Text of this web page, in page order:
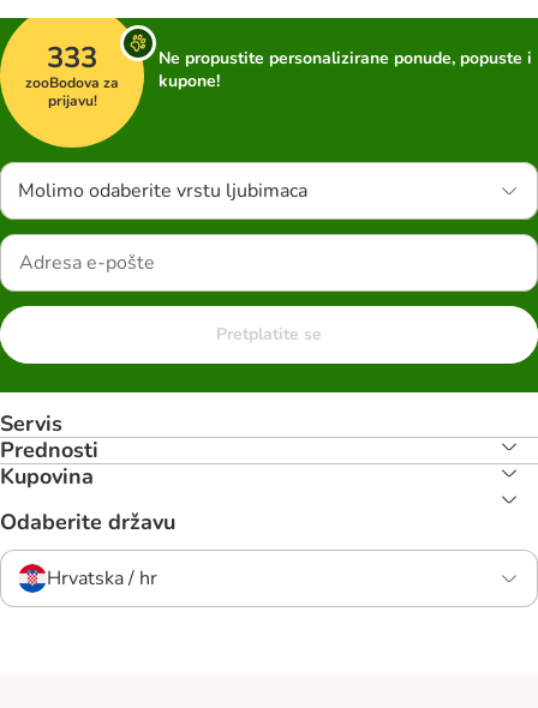
333
zooBodova za
prijavu!
Ne propustite personalizirane ponude, popuste i
kupone!
Molimo odaberite vrstu ljubimaca
Pretplatite se
Servis
Prednosti
Kupovina
Odaberite državu
Hrvatska / hr